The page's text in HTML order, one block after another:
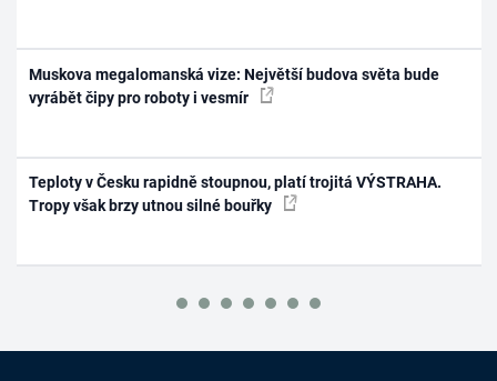
Muskova megalomanská vize: Největší budova světa bude
vyrábět čipy pro roboty i vesmír
Teploty v Česku rapidně stoupnou, platí trojitá VÝSTRAHA.
Tropy však brzy utnou silné bouřky